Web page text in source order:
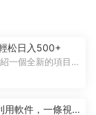
松日入500+
知...
軟件，一條視